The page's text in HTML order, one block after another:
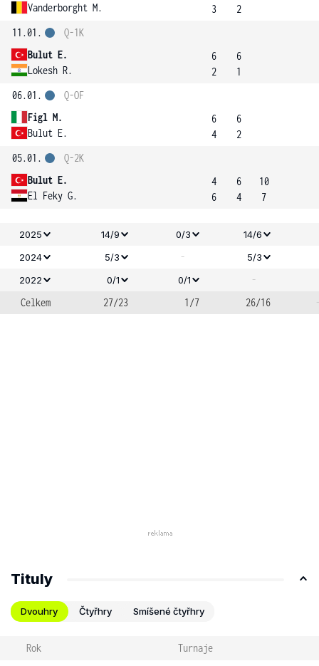
Vanderborght M.
3
2
11.01.
Bulut E.
Lokesh R.
Q-1K
6
2
6
1
06.01.
Figl M.
Bulut E.
Q-OF
6
4
6
2
05.01.
Bulut E.
El Feky G.
Q-2K
4
6
6
4
10
7
2025 14/9 0/3
14/6
2024
5/3 -
5/3
2022
0/1 0/1
-
Celkem
27/23 1/7 26/16
Tituly
Dvouhry Čtyřhry Smíšené čtyřhry
Rok Turnaje